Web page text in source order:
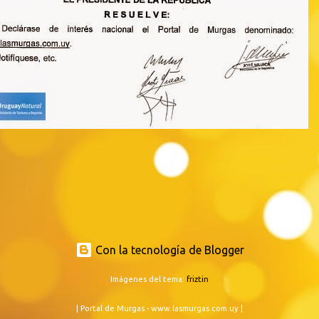
Con la tecnología de Blogger
Imágenes del tema: friztin
| Portal de Murgas - www.lasmurgas.com.uy |